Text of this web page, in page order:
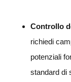
Controllo
richiedi
potenziali
standard di